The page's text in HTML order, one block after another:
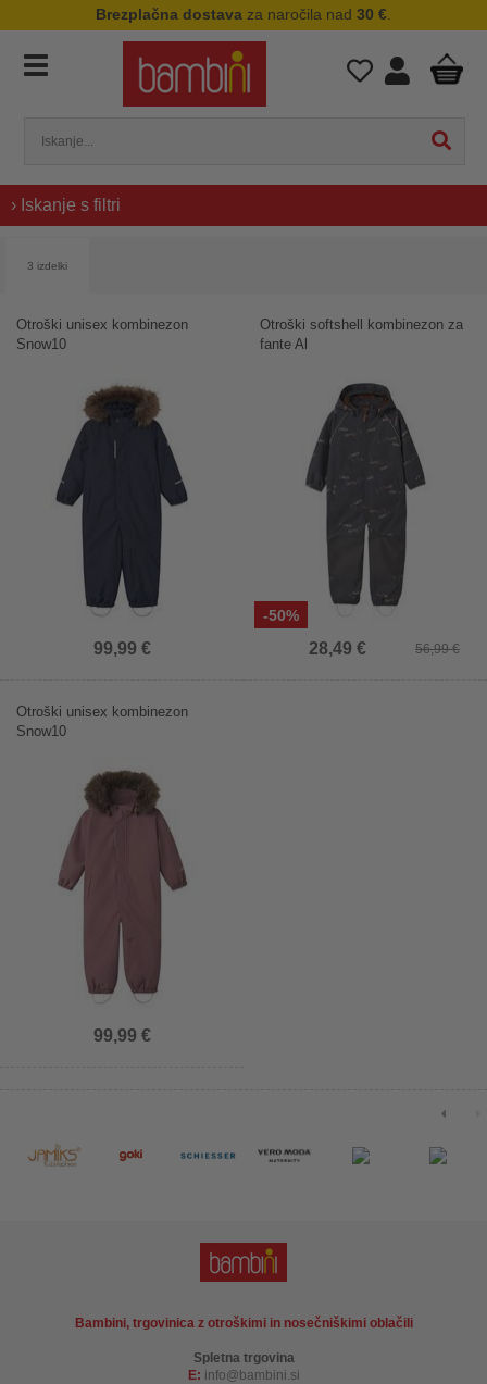
Brezplačna dostava za naročila nad 30 €
› Iskanje s filtri
3 izdelki
Otroški unisex kombinezon
Snow10
99,99 €
-50%
Otroški softshell kombinezon za
fante Al
56,99 €
28,49 €
Otroški unisex kombinezon
Snow10
99,99 €
Bambini, trgovinica z otroškimi in nosečniškimi oblačili
Spletna trgovina
E: info bambini.si